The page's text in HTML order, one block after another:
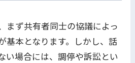
まず共有者同士の協議によっ
基本となります。しかし、話
い場合には、調停や訴訟とい